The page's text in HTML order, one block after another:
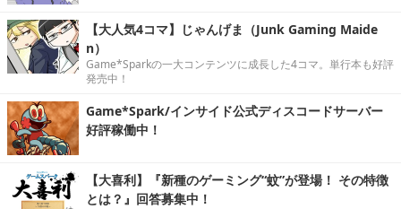
【大人気4コマ】じゃんげま（Junk Gaming Maide
n）
Game*Sparkの一大コンテンツに成長した4コマ。単行本も好評
発売中！
Game*Spark/インサイド公式ディスコードサーバー
好評稼働中！
【大喜利】『新種のゲーミング“蚊”が登場！ その特徴
とは？』回答募集中！